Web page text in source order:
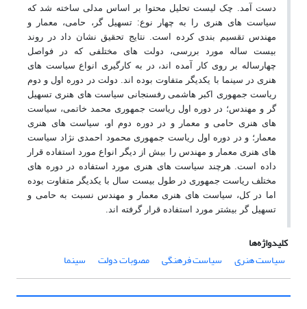
دست آمد. چک لیست تحلیل محتوا بر اساس مدلی ساخته شد که
سیاست های هنری را به چهار نوع: تسهیل گر، حامی، معمار و
مهندس تقسیم بندی کرده است. نتایج تحقیق نشان داد در روند
بیست ساله مورد بررسی، دولت های مختلفی که در فواصل
چهارساله بر روی کار آمده اند، در به کارگیری انواع سیاست های
هنری در سینما با یکدیگر متفاوت بوده اند. دولت در دوره اول و دوم
ریاست جمهوری اکبر هاشمی رفسنجانی سیاست های هنری تسهیل
گر و مهندس؛ در دوره اول ریاست جمهوری محمد خاتمی، سیاست
های هنری حامی و معمار و در دوره دوم او، سیاست های هنری
معمار؛ و در دوره اول ریاست جمهوری محمود احمدی نژاد سیاست
های هنری معمار و مهندس را بیش از دیگر انواع مورد استفاده قرار
داده است. هرچند سیاست های هنری مورد استفاده در دوره های
مختلف ریاست جمهوری در طول بیست سال با یکدیگر متفاوت بوده
اما در کل، سیاست های هنری معمار و مهندس نسبت به حامی و
تسهیل گر بیشتر مورد استفاده قرار گرفته اند.
کلیدواژه‌ها
سیاست هنری
سیاست فرهنگی مصوبات دولت سینما